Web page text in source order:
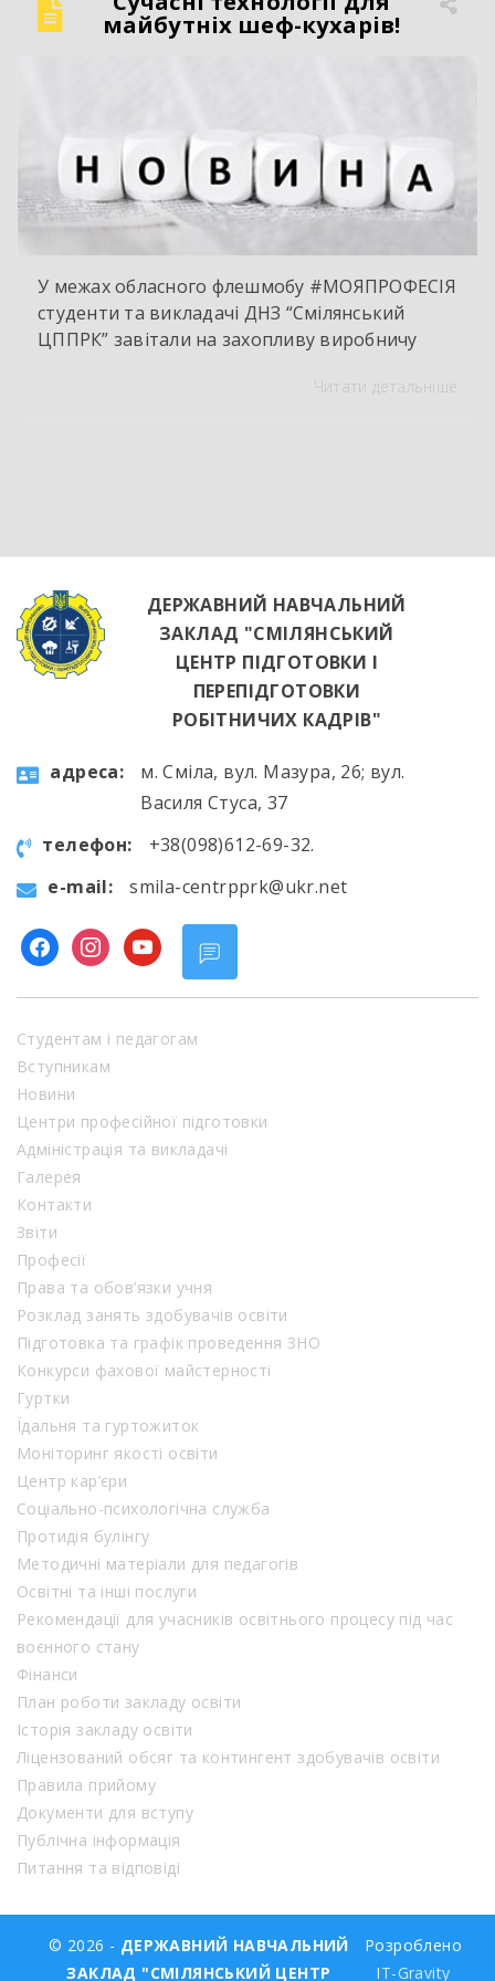
«просто крутити гайки». Це інтелектуальна
праця, комп’ютерна діагностика, знання
майбутніх шеф-кухарів!
У межах обласного флешмобу #МОЯПРОФЕСІЯ
студенти та викладачі ДНЗ “Смілянський
ЦППРК” завітали на захопливу виробничу
НВК “Лідер”. Світлі кахлі, інноваційне
висококваліфікованих майбутніх фахівцях. […]
Читати детальніше
ДЕРЖАВНИЙ НАВЧАЛЬНИЙ
ЗАКЛАД "СМІЛЯНСЬКИЙ
ЦЕНТР ПІДГОТОВКИ І
ПЕРЕПІДГОТОВКИ
РОБІТНИЧИХ КАДРІВ"
aдресa:
м. Сміла, вул. Мазура, 26; вул.
Василя Стуса, 37
телефон:
+38(098)612-69-32.
e-mail:
smila-centrpprk@ukr.net
facebookinstagram
youtube
Студентам і педагогам
Вступникам
Новини
Центри професійної підготовки
Адміністрація та викладачі
Галерея
Контакти
Звіти
Професії
Права та обов’язки учня
Розклад занять здобувачів освіти
Підготовка та графік проведення ЗНО
Конкурси фахової майстерності
Гуртки
Їдальня та гуртожиток
Моніторинг якості освіти
Центр кар’єри
Соціально-психологічна служба
Протидія булінгу
Методичні матеріали для педагогів
Освітні та інші послуги
Рекомендації для учасників освітнього процесу під час
воєнного стану
Фінанси
План роботи закладу освіти
Історія закладу освіти
Ліцензований обсяг та контингент здобувачів освіти
Правила прийому
Документи для вступу
Публічна інформація
Питання та відповіді
© 2026 - ДЕРЖАВНИЙ НАВЧАЛЬНИЙ
ЗАКЛАД "СМІЛЯНСЬКИЙ ЦЕНТР
Розроблено
IT-Gravity